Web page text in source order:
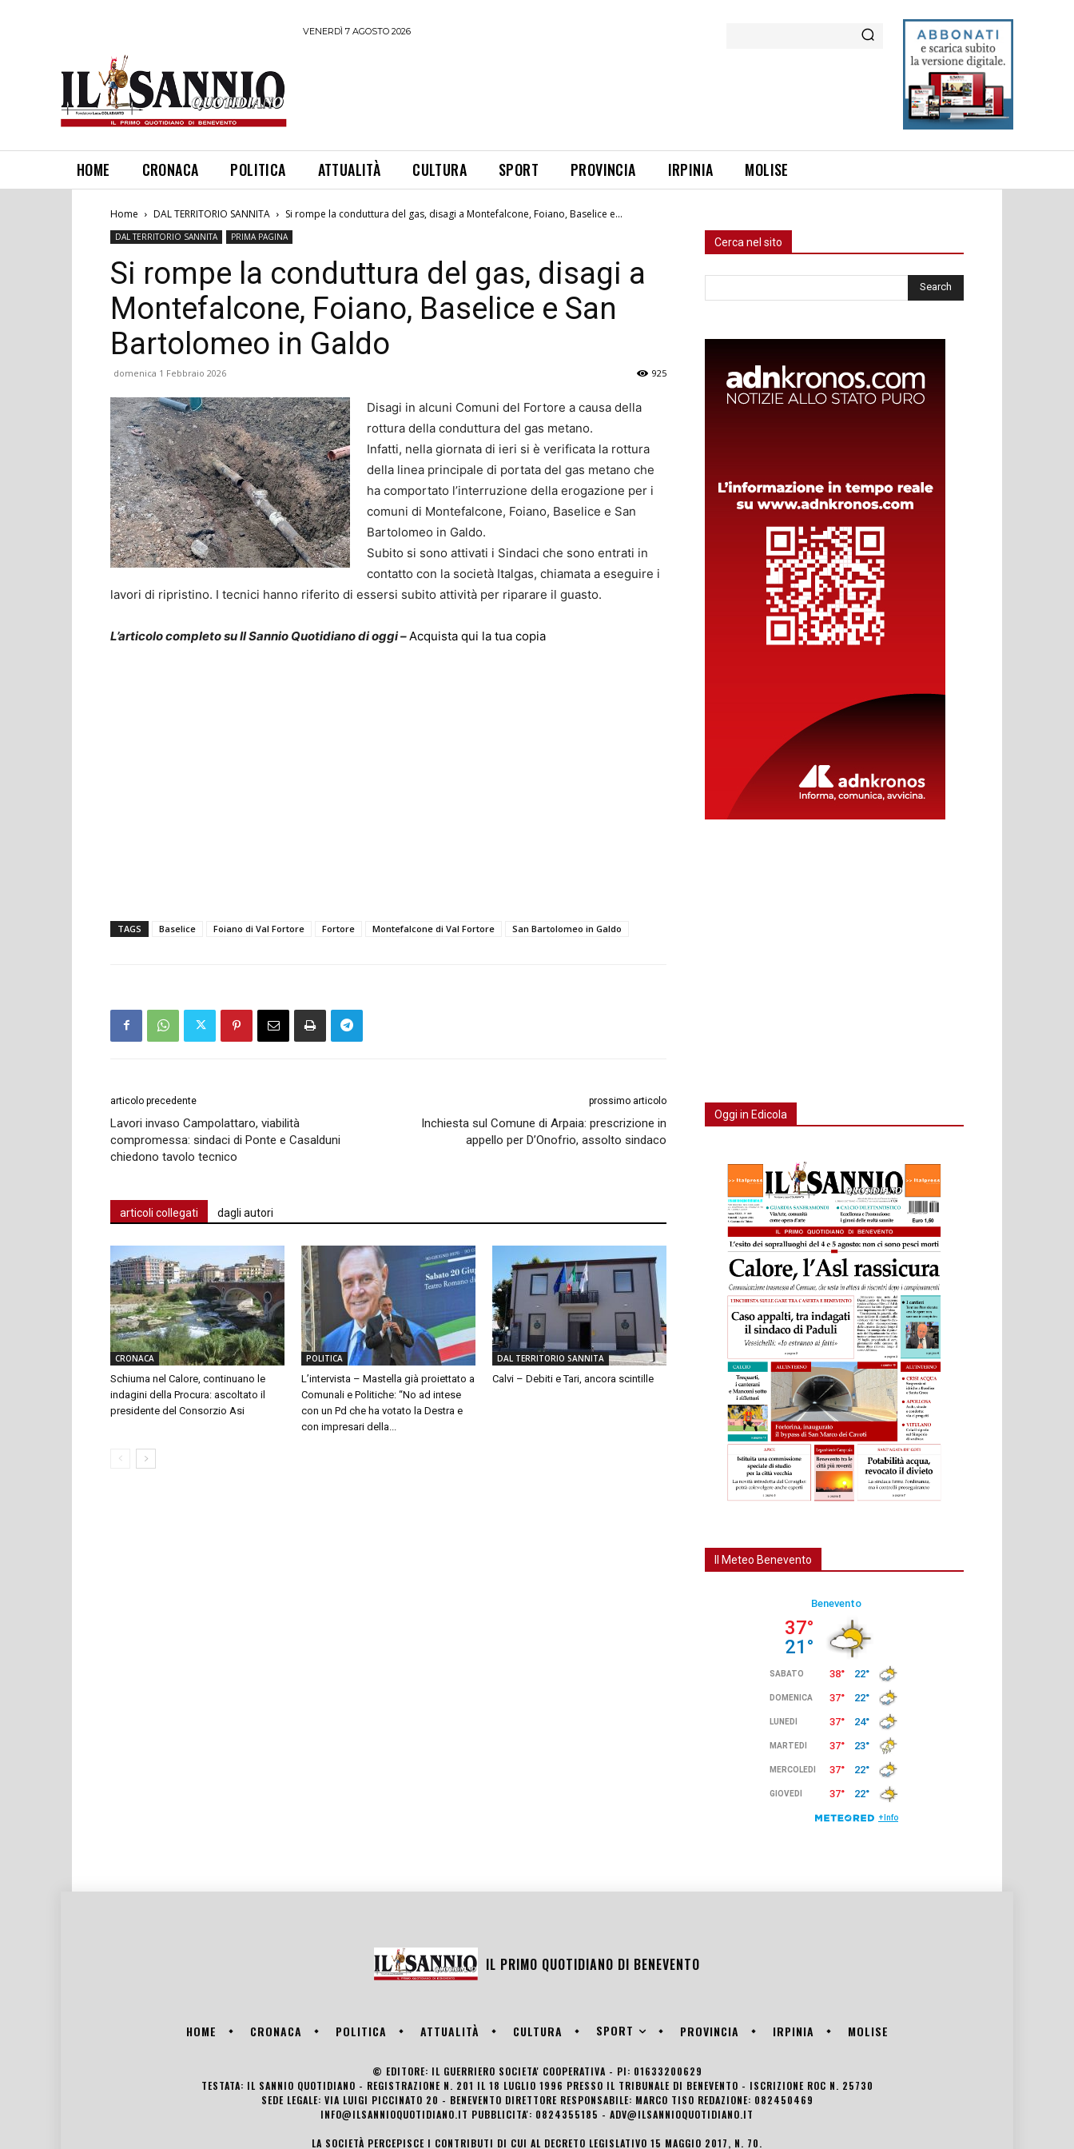
VENERDÌ 7 AGOSTO 2026
HOME CRONACA POLITICA ATTUALITÀ CULTURA SPORT PROVINCIA IRPINIA MOLISE
Home DAL TERRITORIO SANNITA Si rompe la conduttura del gas, disagi a Montefalcone, Foiano, Baselice e...
DAL TERRITORIO SANNITA PRIMA PAGINA
Si rompe la conduttura del gas, disagi a
Montefalcone, Foiano, Baselice e San
Bartolomeo in Galdo
domenica 1 Febbraio 2026 925
Disagi in alcuni Comuni del Fortore a causa della
rottura della conduttura del gas metano.
Infatti, nella giornata di ieri si è verificata la rottura
della linea principale di portata del gas metano che
ha comportato l’interruzione della erogazione per i
comuni di Montefalcone, Foiano, Baselice e San
Bartolomeo in Galdo.
Subito si sono attivati i Sindaci che sono entrati in
contatto con la società Italgas, chiamata a eseguire i
lavori di ripristino. I tecnici hanno riferito di essersi subito attività per riparare il guasto.
L’articolo completo su Il Sannio Quotidiano di oggi – Acquista qui la tua copia
TAGS Baselice Foiano di Val Fortore Fortore Montefalcone di Val Fortore San Bartolomeo in Galdo
articolo precedente
Lavori invaso Campolattaro, viabilità
compromessa: sindaci di Ponte e Casalduni
chiedono tavolo tecnico
prossimo articolo
Inchiesta sul Comune di Arpaia: prescrizione in
appello per D’Onofrio, assolto sindaco
articoli collegati dagli autori
CRONACA
Schiuma nel Calore, continuano le
indagini della Procura: ascoltato il
presidente del Consorzio Asi
POLITICA
L’intervista – Mastella già proiettato a
Comunali e Politiche: “No ad intese
con un Pd che ha votato la Destra e
con impresari della...
DAL TERRITORIO SANNITA
Calvi – Debiti e Tari, ancora scintille
Cerca nel sito
Oggi in Edicola
Il Meteo Benevento
IL PRIMO QUOTIDIANO DI BENEVENTO
HOME CRONACA POLITICA ATTUALITÀ CULTURA SPORT PROVINCIA IRPINIA MOLISE
© EDITORE: IL GUERRIERO SOCIETA' COOPERATIVA - PI: 01633200629
TESTATA: IL SANNIO QUOTIDIANO - REGISTRAZIONE N. 201 IL 18 LUGLIO 1996 PRESSO IL TRIBUNALE DI BENEVENTO - ISCRIZIONE ROC N. 25730
SEDE LEGALE: VIA LUIGI PICCINATO 20 - BENEVENTO DIRETTORE RESPONSABILE: MARCO TISO REDAZIONE: 082450469
INFO@ILSANNIOQUOTIDIANO.IT PUBBLICITA': 0824355185 - ADV@ILSANNIOQUOTIDIANO.IT
LA SOCIETÀ PERCEPISCE I CONTRIBUTI DI CUI AL DECRETO LEGISLATIVO 15 MAGGIO 2017, N. 70.